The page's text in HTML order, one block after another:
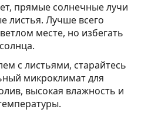
прямые солнечные лучи
листья. Лучше всего
месте, но избегать
с листьями, старайтесь
микроклимат для
высокая влажность и